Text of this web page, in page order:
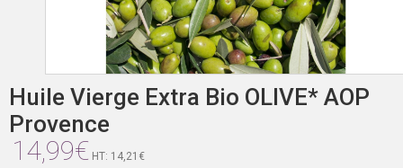
Huile Vierge Extra Bio OLIVE* AOP
Provence
14,99€ HT: 14,21€